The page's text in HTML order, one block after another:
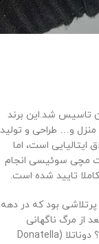
در میلان تاسیس شد.این برند
و… طراحی و تولید
است، اما
مچی سوئیسی انجام
تایید شده است.
بود که در دهه
از مرگ ناگهانی
(
Donatella